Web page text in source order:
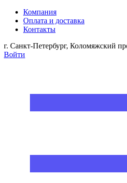
Компания
Оплата и доставка
Контакты
г. Санкт-Петербург, Коломяжский
Войти